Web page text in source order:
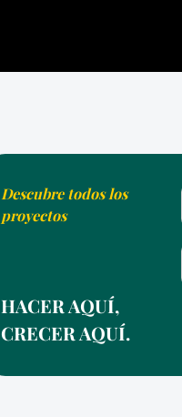
Descubre todos los
proyectos
HACER AQUÍ,
CRECER AQUÍ.